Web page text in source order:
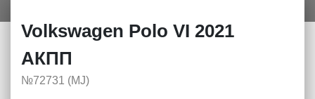
Volkswagen Polo VI 2021
АКПП
№72731 (МJ)